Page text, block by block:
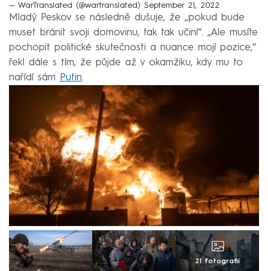
— WarTranslated (@wartranslated) September 21, 2022
Mladý Peskov se následně dušuje, že „pokud bude
muset bránit svoji domovinu, tak tak učiní“. „Ale musíte
pochopit politické skutečnosti a nuance mojí pozice,“
řekl dále s tím, že půjde až v okamžiku, kdy mu to
nařídí sám
Putin.
21 fotografií